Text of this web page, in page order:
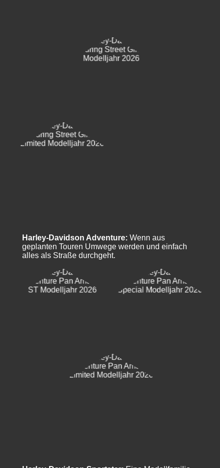
Harley-Davidson Adventure: Wenn aus
geplanten Touren Umwege werden und einfach
alles als Straße durchgeht.